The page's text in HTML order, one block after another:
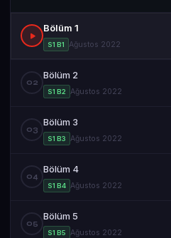
Bölüm 1
S1 B1 Ağustos 2022
02
Bölüm 2
S1 B2 Ağustos 2022
03
Bölüm 3
S1 B3 Ağustos 2022
04
Bölüm 4
S1 B4 Ağustos 2022
05
Bölüm 5
S1 B5 Ağustos 2022